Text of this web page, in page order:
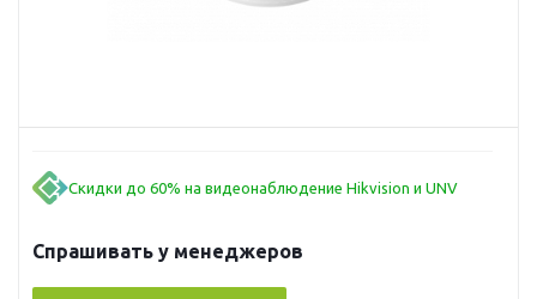
Скидки до 60% на видеонаблюдение Hikvision и UNV
Спрашивать у менеджеров